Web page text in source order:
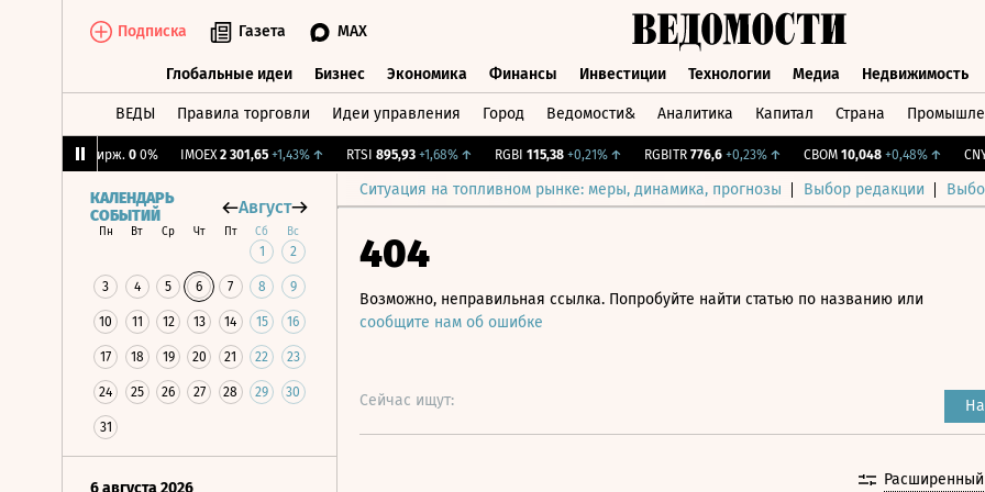
Подписка Газета MAX
Глобальные идеи Бизнес Экономика Финансы Инвестиции Технологии Медиа Недвижимость
ВЕДЫ Правила торговли Идеи управления Город Ведомости& Аналитика Капитал Страна
CNY Бирж. 0 0% IMOEX 2 301,65 +1,43%↑ RTSI 895,93 +1,68%↑ RGBI 115,38 +0,21%↑ RGBITR 776,6 +0,23%↑ CBOM 10,048 +0,48%↑ CNY
Ситуация на топливном рынке: меры, динамика, прогнозы Выбор редакции
КАЛЕНДАРЬ
СОБЫТИЙ
Август
Пн Вт Ср Чт Пт Сб Вс
1 2
3 4 5 6 7 8 9
10 11 12 13 14 15 16
17 18 19 20 21 22 23
24 25 26 27 28 29 30
31
6 августа 2026
404
Возможно, неправильная ссылка. Попробуйте найти статью по названию или
сообщите нам об ошибке
Сейчас ищут: